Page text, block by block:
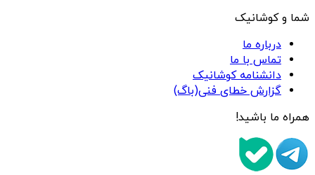
شما و کوشانیک
درباره ما
تماس با ما
دانشنامه کوشانیک
گزارش خطای فنی(باگ)
همراه ما باشید!